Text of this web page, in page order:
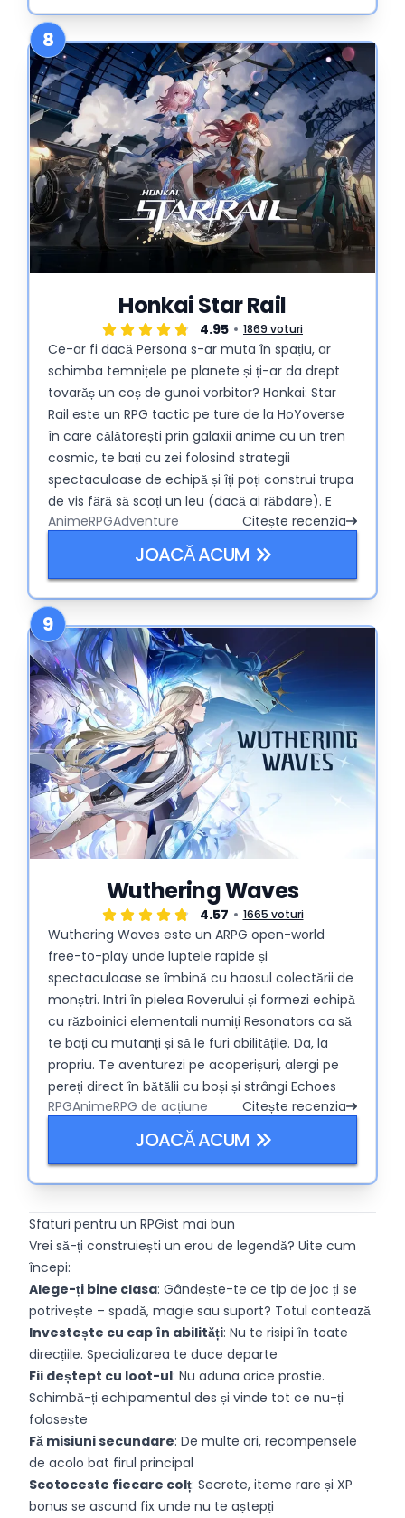
8
Honkai Star Rail
4.95 1869 voturi
Ce-ar fi dacă Persona s-ar muta în spațiu, ar
schimba temnițele pe planete și ți-ar da drept
tovarăș un coș de gunoi vorbitor? Honkai: Star
Rail este un RPG tactic pe ture de la HoYoverse
în care călătorești prin galaxii anime cu un tren
cosmic, te bați cu zei folosind strategii
spectaculoase de echipă și îți poți construi trupa
de vis fără să scoți un leu (dacă ai răbdare). E
ciudat, amuzant și incredibil de strategic.
AnimeRPGAdventure Citește recenzia
JOACĂ ACUM
9
Wuthering Waves
4.57 1665 voturi
Wuthering Waves este un ARPG open-world
free-to-play unde luptele rapide și
spectaculoase se îmbină cu haosul colectării de
monștri. Intri în pielea Roverului și formezi echipă
cu războinici elementali numiți Resonators ca să
te bați cu mutanți și să le furi abilitățile. Da, la
propriu. Te aventurezi pe acoperișuri, alergi pe
pereți direct în bătălii cu boși și strângi Echoes
(abilități de creaturi pe care le poți echipa) ca să
îți construiești combo-uri nebune. Gândește-te
la Genshin, dar cu mai multe mișcări și cu mai
echipă țin acțiunea fresh și interesantă.
RPGAnimeRPG de acțiune Citește recenzia
JOACĂ ACUM
Sfaturi pentru un RPGist mai bun
Vrei să-ți construiești un erou de legendă? Uite cum
începi:
Alege-ți bine clasa: Gândește-te ce tip de joc ți se
potrivește – spadă, magie sau suport? Totul contează
Investește cu cap în abilități: Nu te risipi în toate
direcțiile. Specializarea te duce departe
Fii deștept cu loot-ul: Nu aduna orice prostie.
Schimbă-ți echipamentul des și vinde tot ce nu-ți
folosește
Fă misiuni secundare: De multe ori, recompensele
de acolo bat firul principal
Scotoceste fiecare colț: Secrete, iteme rare și XP
bonus se ascund fix unde nu te aștepți